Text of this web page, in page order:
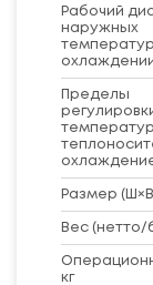
Рабочий
наружных
Пределы
Размер
Вес (нетто/
кг